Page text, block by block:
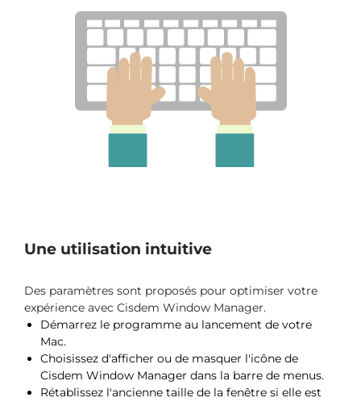
Une utilisation intuitive
Des paramètres sont proposés pour optimiser votre
expérience avec Cisdem Window Manager.
Démarrez le programme au lancement de votre
Mac.
Choisissez d'afficher ou de masquer l'icône de
Cisdem Window Manager dans la barre de menus.
Rétablissez l'ancienne taille de la fenêtre si elle est